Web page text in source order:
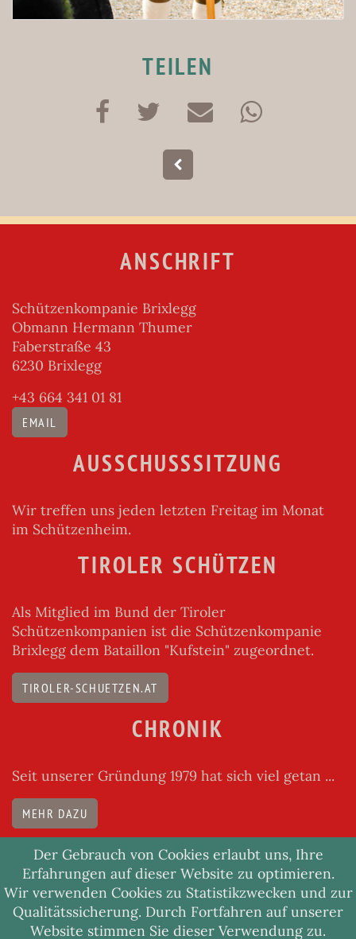
Der Gebrauch von Cookies erlaubt uns, Ihre
Erfahrungen auf dieser Website zu optimieren.
Wir verwenden Cookies zu Statistikzwecken und zur
Qualitätssicherung. Durch Fortfahren auf unserer
Website stimmen Sie dieser Verwendung zu.
TEILEN
ANSCHRIFT
Schützenkompanie Brixlegg
Obmann Hermann Thumer
Faberstraße 43
6230 Brixlegg
+43 664 341 01 81
EMAIL
AUSSCHUSSSITZUNG
Wir treffen uns jeden letzten Freitag im Monat
im Schützenheim.
TIROLER SCHÜTZEN
Als Mitglied im Bund der Tiroler
Schützenkompanien ist die Schützenkompanie
Brixlegg dem Bataillon "Kufstein" zugeordnet.
TIROLER-SCHUETZEN.AT
CHRONIK
Seit unserer Gründung 1979 hat sich viel getan ...
MEHR DAZU
© 2026 Schützenkompanie Brixlegg
IMPRESSUM DATENSCHUTZ